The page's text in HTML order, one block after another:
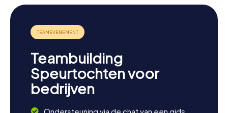
Teambuilding
Speurtochten voor
bedrijven